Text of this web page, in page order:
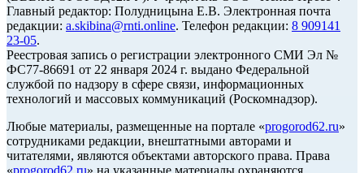
Главный редактор: Полудницына Е.В. Электронная почта
редакции: a.skibina@rnti.online. Телефон редакции: 8 909141
23-05.
Реестровая запись о регистрации электронного СМИ Эл №
ФС77-86691 от 22 января 2024 г. выдано Федеральной
службой по надзору в сфере связи, информационных
технологий и массовых коммуникаций (Роскомнадзор).
Любые материалы, размещенные на портале «progorod62.ru»
сотрудниками редакции, внештатными авторами и
читателями, являются объектами авторского права. Права
«progorod62.ru» на указанные материалы охраняются